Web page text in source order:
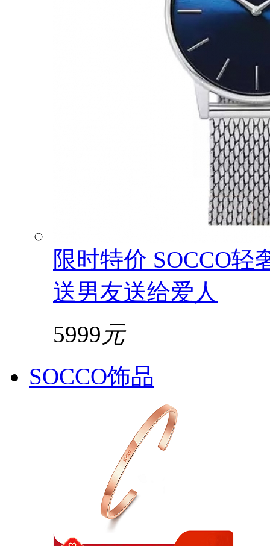
限时特价 SOCCO
送男友送给爱人
5999 元
SOCCO饰品